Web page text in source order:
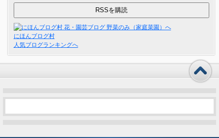
にほんブログ村
人気ブログランキングへ